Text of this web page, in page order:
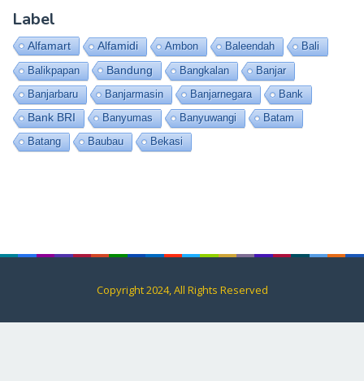
Label
Alfamart Alfamidi Ambon Baleendah
Bali
Balikpapan
Bandung Bangkalan
Banjar
Banjarbaru
Banjarmasin Banjarnegara
Bank
Bank BRI
Banyumas Banyuwangi
Batam
Batang
Baubau Bekasi
Copyright 2024, All Rights Reserved